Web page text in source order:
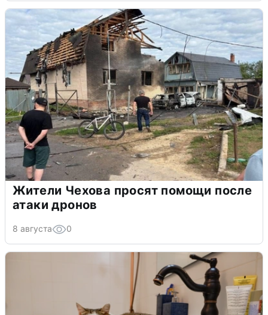
Жители Чехова просят помощи после
атаки дронов
8 августа 0